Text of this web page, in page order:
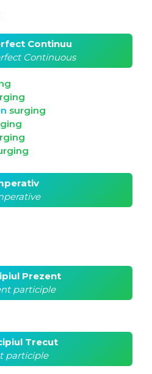
Continuu
Continuous
surging
Prezent
participle
Trecut
participle